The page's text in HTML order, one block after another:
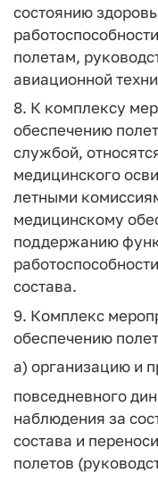
состоянию
полетам,
авиационной
8. К комплексу
обеспечению
службой,
медицинского
летными
медицинскому
поддержанию
состава.
9. Комплекс
обеспечению
а) организацию и
повседневного
наблюдения за
состава и
полетов